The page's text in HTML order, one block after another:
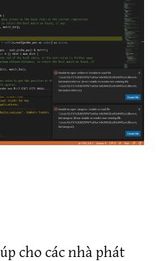
cho các nhà phát